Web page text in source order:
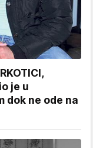
je u
dok ne ode na